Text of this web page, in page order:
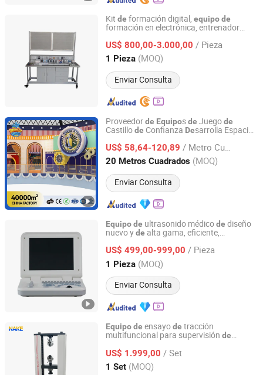
Kit de formación digital, equipode
formación en electrónica, entrenador
US$ 800,00-3.000,00 / Pieza
1 Pieza (MOQ)
Enviar Consulta
Jinan Should Shine Didactic Equipment Co., Ltd.
Shandong, China Desde 2013
Proveedorde Equiposde Juegode
Castillode Confianza Desarrolla Espacios
Equipados con Talleres Hechos a Mano y
Áreas de Enseñanza
Puzzles
Intelectuales
US$ 58,64-120,89 / Metro Cuadrado
20 Metros Cuadrados (MOQ)
Enviar Consulta
Guangdong Dileni Cultural Tourism Industry Development
Co., Ltd.
Guangdong, China Desde 2025
Equipode ultrasonido médicode diseño
nuevo yde alta gama, eficiente,
enseñanzay formación médica
US$ 499,00-999,00 / Pieza
1 Pieza (MOQ)
Enviar Consulta
Somatech Medical Co., Ltd.
Sichuan, China Desde 2020
Equipode ensayode tracción
multifuncional para supervisión de
científica
US$ 1.999,00 / Set
1 Set (MOQ)
Jinan Nake Test Equipment Co., Ltd.
Shandong, China Desde 2025